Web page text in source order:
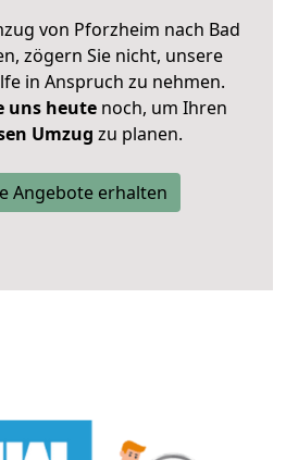
von Pforzheim nach Bad
zögern Sie nicht, unsere
in Anspruch zu nehmen.
uns heutenoch, um Ihren
Umzug zu planen.
Angebote erhalten